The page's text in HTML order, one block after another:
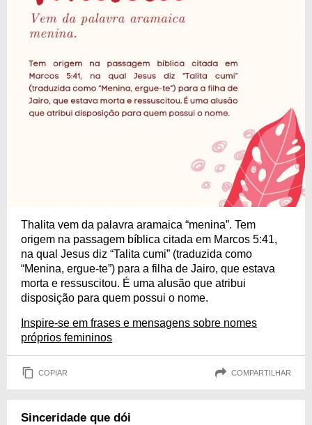
Thalita vem da palavra aramaica “menina”. Tem
origem na passagem bíblica citada em Marcos 5:41,
na qual Jesus diz “Talita cumi” (traduzida como
“Menina, ergue-te”) para a filha de Jairo, que estava
morta e ressuscitou. É uma alusão que atribui
disposição para quem possui o nome.
Inspire-se em frases e mensagens sobre nomes
próprios femininos
COPIAR COMPARTILHAR
Sinceridade que dói